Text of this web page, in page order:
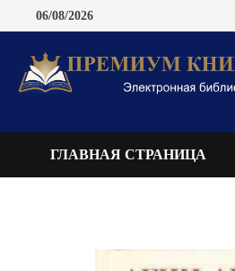
Перейти
содержимому
06/08/2026
ГЛАВНАЯ СТРАНИЦА